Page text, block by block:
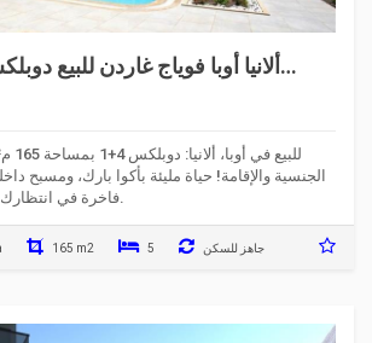
الجنسية والإقامة! حياة مليئة بأكوا بارك، ومسبح
فاخرة في انتظارك في أوبا فوياج جاردن.
165 m2 5 جاهز للسكن